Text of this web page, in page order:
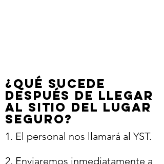
¿Qué sucede
después de llegar
al sitio del lugar
seguro?
1. El personal nos llamará al YST. ​
2. Enviaremos inmediatamente a